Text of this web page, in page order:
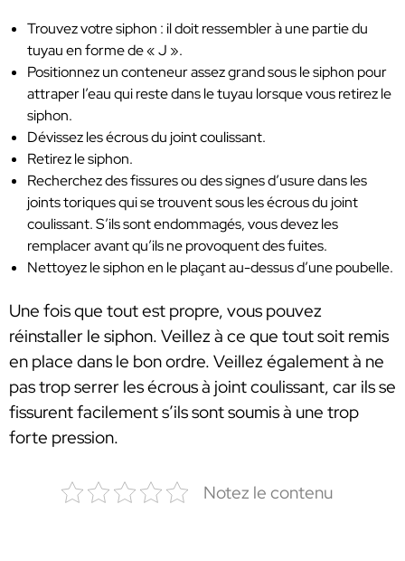
Trouvez votre siphon : il doit ressembler à une partie du
tuyau en forme de « J ».
Positionnez un conteneur assez grand sous le siphon pour
attraper l’eau qui reste dans le tuyau lorsque vous retirez le
siphon.
Dévissez les écrous du joint coulissant.
Retirez le siphon.
Recherchez des fissures ou des signes d’usure dans les
joints toriques qui se trouvent sous les écrous du joint
coulissant. S’ils sont endommagés, vous devez les
remplacer avant qu’ils ne provoquent des fuites.
Nettoyez le siphon en le plaçant au-dessus d’une poubelle.
Une fois que tout est propre, vous pouvez
réinstaller le siphon. Veillez à ce que tout soit remis
en place dans le bon ordre. Veillez également à ne
pas trop serrer les écrous à joint coulissant, car ils se
fissurent facilement s’ils sont soumis à une trop
forte pression.
Notez le contenu